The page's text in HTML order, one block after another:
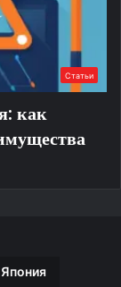
Статьи
как
Япония